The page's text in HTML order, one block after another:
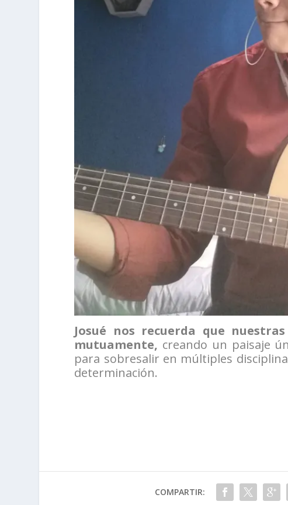
Josué nos recuerda que
mutuamente, creando un paisaje
para sobresalir en múltiples
determinación.
COMPARTIR: